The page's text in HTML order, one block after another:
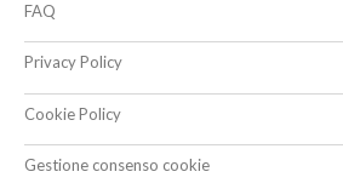
FAQ
Privacy Policy
Cookie Policy
Gestione consenso cookie